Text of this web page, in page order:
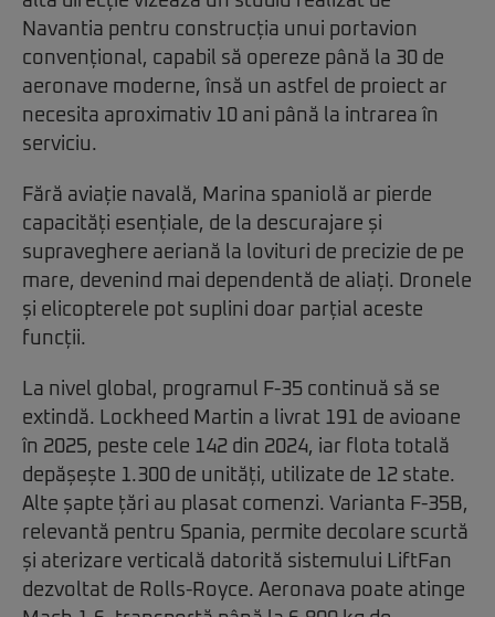
Navantia pentru construcția unui portavion
convențional, capabil să opereze până la 30 de
aeronave moderne, însă un astfel de proiect ar
necesita aproximativ 10 ani până la intrarea în
serviciu.
Fără aviație navală, Marina spaniolă ar pierde
capacități esențiale, de la descurajare și
supraveghere aeriană la lovituri de precizie de pe
mare, devenind mai dependentă de aliați. Dronele
și elicopterele pot suplini doar parțial aceste
funcții.
La nivel global, programul F-35 continuă să se
extindă. Lockheed Martin a livrat 191 de avioane
în 2025, peste cele 142 din 2024, iar flota totală
depășește 1.300 de unități, utilizate de 12 state.
Alte șapte țări au plasat comenzi. Varianta F-35B,
relevantă pentru Spania, permite decolare scurtă
și aterizare verticală datorită sistemului LiftFan
dezvoltat de Rolls-Royce. Aeronava poate atinge